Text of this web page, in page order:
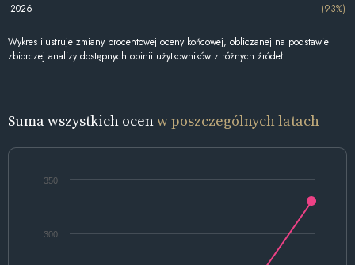
2026
(93%)
Wykres ilustruje zmiany procentowej oceny końcowej, obliczanej na podstawie
zbiorczej analizy dostępnych opinii użytkowników z różnych źródeł.
Suma wszystkich ocenw poszczególnych latach
300
350